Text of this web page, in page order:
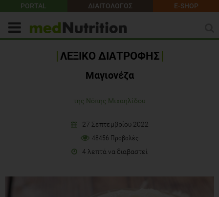
PORTAL ΔΙΑΙΤΟΛΟΓΟΣ E-SHOP
ΛΕΞΙΚΟ ΔΙΑΤΡΟΦΗΣ
Μαγιονέζα
της Νόπης Μιχαηλίδου
27 Σεπτεμβρίου 2022
48456 Προβολές
4 λεπτά να διαβαστεί